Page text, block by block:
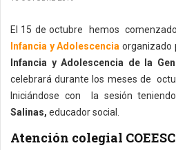
El 15 de octubre hemos
Infancia y Adolescencia organizado
Infancia y Adolescencia de la
celebrará durante los meses de
Iniciándose con la sesión
Salinas, educador social.
Atención colegial